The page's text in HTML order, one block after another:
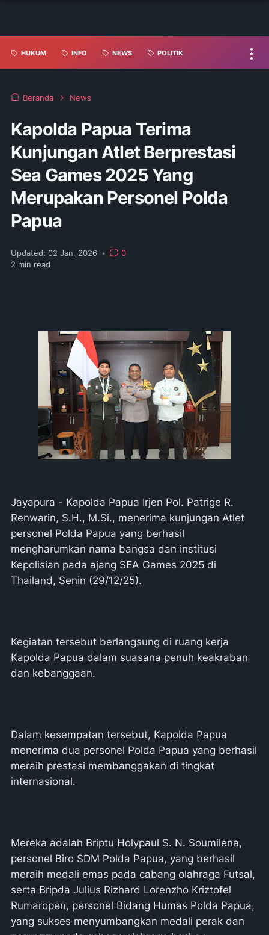
HUKUM INFO NEWS POLITIK
Beranda News
Kapolda Papua Terima
Kunjungan Atlet Berprestasi
Sea Games 2025 Yang
Merupakan Personel Polda
Papua
Updated: 02 Jan, 2026 •
0
2 min read
Jayapura - Kapolda Papua Irjen Pol. Patrige R.
Renwarin, S.H., M.Si., menerima kunjungan Atlet
personel Polda Papua yang berhasil
mengharumkan nama bangsa dan institusi
Kepolisian pada ajang SEA Games 2025 di
Thailand, Senin (29/12/25).
Kegiatan tersebut berlangsung di ruang kerja
Kapolda Papua dalam suasana penuh keakraban
dan kebanggaan.
Dalam kesempatan tersebut, Kapolda Papua
menerima dua personel Polda Papua yang berhasil
meraih prestasi membanggakan di tingkat
internasional.
Mereka adalah Briptu Holypaul S. N. Soumilena,
personel Biro SDM Polda Papua, yang berhasil
meraih medali emas pada cabang olahraga Futsal,
serta Bripda Julius Rizhard Lorenzho Kriztofel
Rumaropen, personel Bidang Humas Polda Papua,
yang sukses menyumbangkan medali perak dan